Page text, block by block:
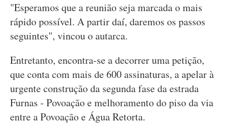
"Esperamos que a reunião seja marcada o mais
rápido possível. A partir daí, daremos os passos
seguintes", vincou o autarca.
Entretanto, encontra-se a decorrer uma petição,
que conta com mais de 600 assinaturas, a apelar à
urgente construção da segunda fase da estrada
Furnas - Povoação e melhoramento do piso da via
entre a Povoação e Água Retorta.